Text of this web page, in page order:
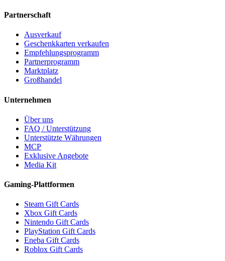
Partnerschaft
Ausverkauf
Geschenkkarten verkaufen
Empfehlungsprogramm
Partnerprogramm
Marktplatz
Großhandel
Unternehmen
Über uns
FAQ / Unterstützung
Unterstützte Währungen
MCP
Exklusive Angebote
Media Kit
Gaming-Plattformen
Steam Gift Cards
Xbox Gift Cards
Nintendo Gift Cards
PlayStation Gift Cards
Eneba Gift Cards
Roblox Gift Cards